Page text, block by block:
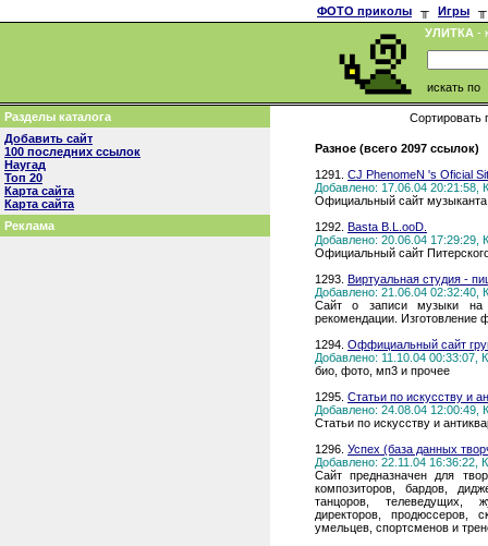
ФОТО приколы ╥ Игры
╥
УЛИТКА -
искать по
Разделы каталога
Добавить сайт
100 последних ссылок
Наугад
Топ 20
Карта сайта
Карта сайта
Реклама
Сортировать
Разное (всего 2097 ссылок)
1291. CJ PhenomeN 's Oficial
Добавлено: 17.06.04 20:21:58,
Официальный сайт музыканта
1292. Basta B.L.ooD.
Добавлено: 20.06.04 17:29:29,
Официальный сайт
1293. Виртуальная студия -
Добавлено: 21.06.04 02:32:40,
Сайт о записи музыки на
рекомендации.
1294. Оффициальный сайт
Добавлено: 11.10.04 00:33:07,
био, фото, мп3 и прочее
1295. Статьи по искусству и
Добавлено: 24.08.04 12:00:49,
Статьи по искусству и
1296. Успех (база данных
Добавлено: 22.11.04 16:36:22,
Сайт предназначен для
композиторов, бардов,
танцоров, телеведущих,
директоров, продюссеров,
умельцев, спортсменов и